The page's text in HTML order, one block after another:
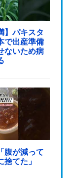
】パキスタ
で出産準備
ないため病
腹が減って
捨てた」